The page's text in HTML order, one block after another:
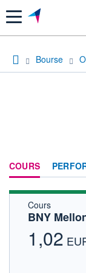
Menu
Bourse
COURS
Cours
BNY
1,02